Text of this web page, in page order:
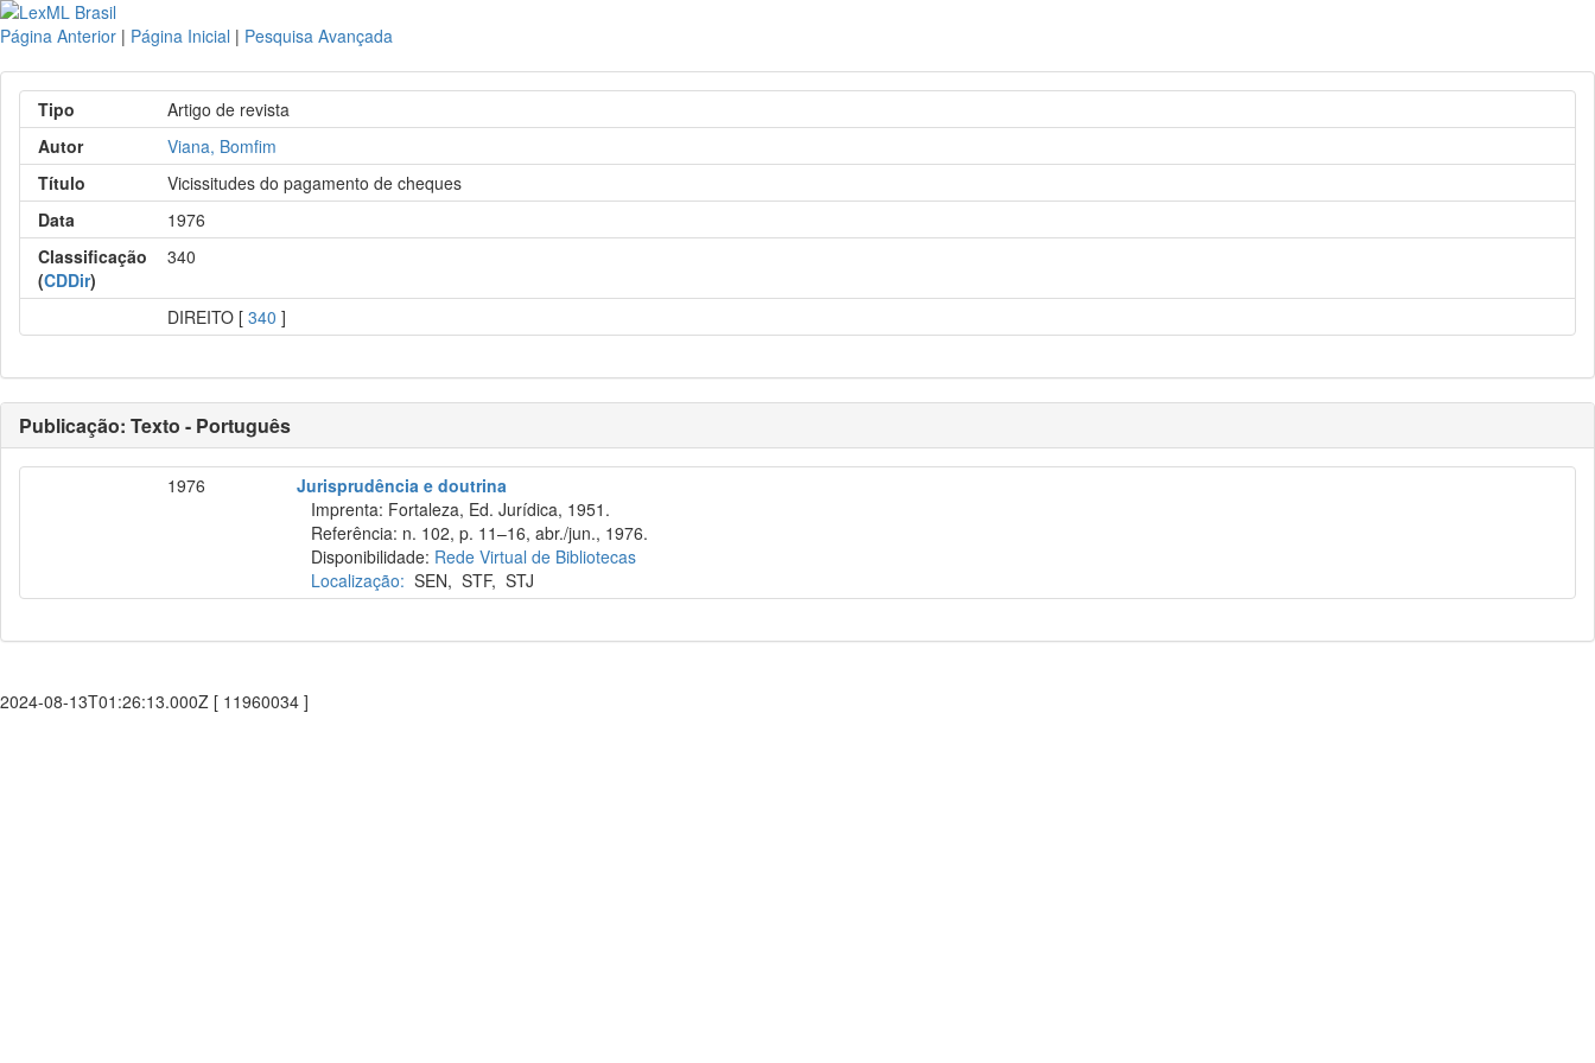
Página Anterior | Página Inicial | Pesquisa Avançada
Tipo
Artigo de revista
Autor
Viana, Bomfim
Título
Vicissitudes do pagamento de cheques
Data
1976
Classificação
(CDDir)
340
DIREITO [340 ]
Publicação: Texto - Português
1976
Jurisprudência e doutrina
Imprenta: Fortaleza, Ed. Jurídica, 1951.
Referência: n. 102, p. 11–16, abr./jun., 1976.
Disponibilidade: Rede Virtual de Bibliotecas
Localização: SEN,STF,STJ
2024-08-13T01:26:13.000Z [ 11960034 ]